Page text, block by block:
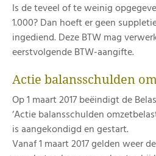
Is de teveel of te weinig
1.000? Dan hoeft er geen
ingediend. Deze BTW mag
eerstvolgende BTW-aangifte.
Actie balansschulden
Op 1 maart 2017 beëindigt de
‘Actie balansschulden
is aangekondigd en gestart.
Vanaf 1 maart 2017 gelden weer